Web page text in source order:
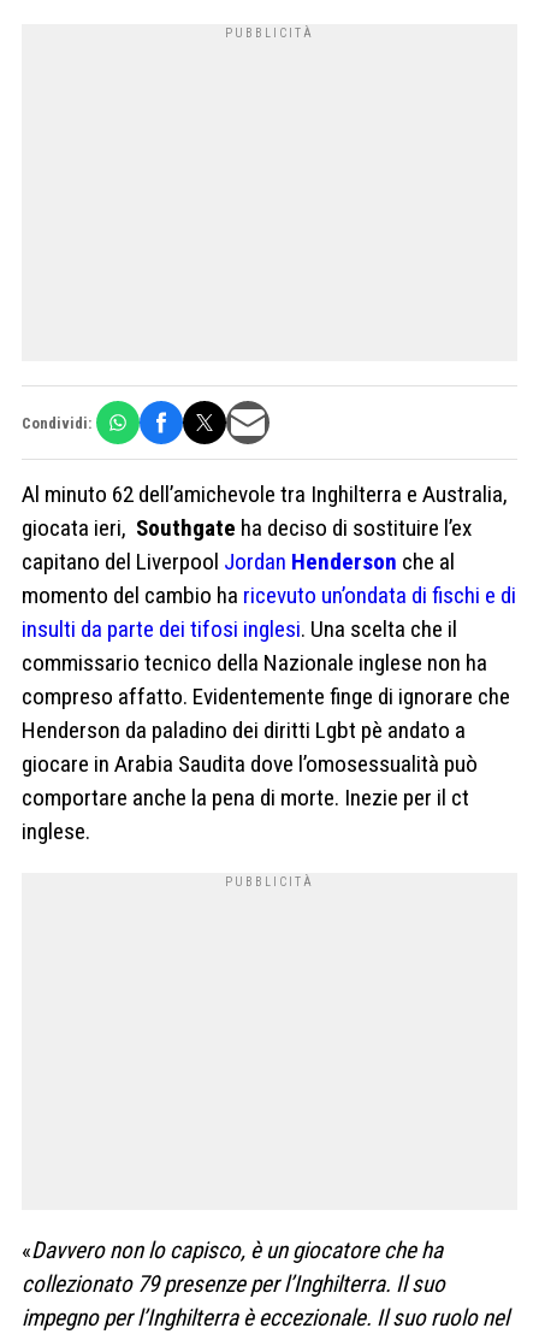
Condividi:
Al minuto 62 dell’amichevole tra Inghilterra e Australia,
giocata ieri, Southgate ha deciso di sostituire l’ex
capitano del Liverpool Jordan Henderson che al
momento del cambio ha ricevuto un’ondata di fischi e di
insulti da parte dei tifosi inglesi. Una scelta che il
commissario tecnico della Nazionale inglese non ha
compreso affatto. Evidentemente finge di ignorare che
Henderson da paladino dei diritti Lgbt pè andato a
giocare in Arabia Saudita dove l’omosessualità può
comportare anche la pena di morte. Inezie per il ct
inglese.
«Davvero non lo capisco, è un giocatore che ha
collezionato 79 presenze per l’Inghilterra. Il suo
impegno per l’Inghilterra è eccezionale. Il suo ruolo nel